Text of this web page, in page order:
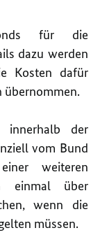
für die
dazu werden
Kosten dafür
übernommen.
innerhalb der
vom Bund
weiteren
einmal über
wenn die
müssen.